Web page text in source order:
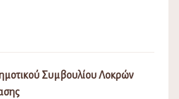
Συμβουλίου Λοκρών